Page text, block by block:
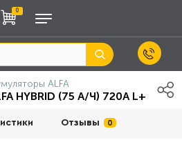
0
ALFA
HYBRID (75 А/Ч) 720A L+
Отзывы 0